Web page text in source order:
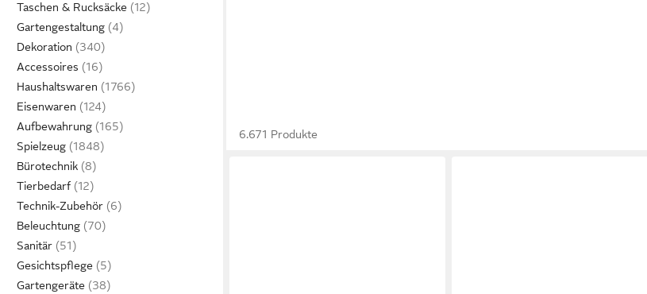
Taschen & Rucksäcke
Gartengestaltung
Dekoration
Accessoires
Haushaltswaren
Eisenwaren
Aufbewahrung
Spielzeug
Bürotechnik
Tierbedarf
Technik-Zubehör
Beleuchtung
Sanitär
Gesichtspflege
Gartengeräte
6.671 Produkte